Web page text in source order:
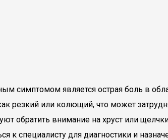
симптомом является острая боль в
резкий или колющий, что может
обратить внимание на хруст или
к специалисту для диагностики и